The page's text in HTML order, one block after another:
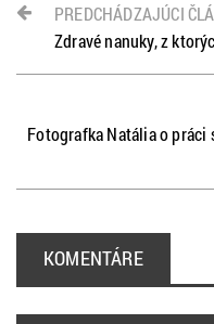
PREDCHÁDZAJÚCI
Zdravé nanuky, z
Fotografka Natália o
KOMENTÁRE